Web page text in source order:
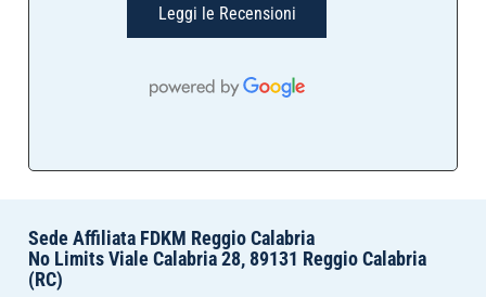
Leggi le Recensioni
Sede Affiliata FDKM Reggio Calabria
No Limits Viale Calabria 28, 89131 Reggio Calabria
(RC)